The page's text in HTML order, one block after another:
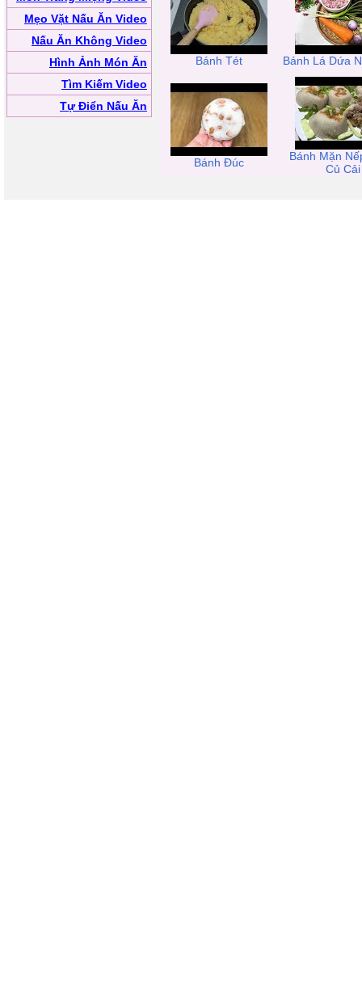
Mẹo Vặt Nấu Ăn Video
Nấu Ăn Không Video
Hình Ảnh Món Ăn
Tìm Kiếm Video
Tự Điển Nấu Ăn
Bánh Tét Bánh Lá Dứa
Bánh Đúc
Bánh Mặn
Củ Cải